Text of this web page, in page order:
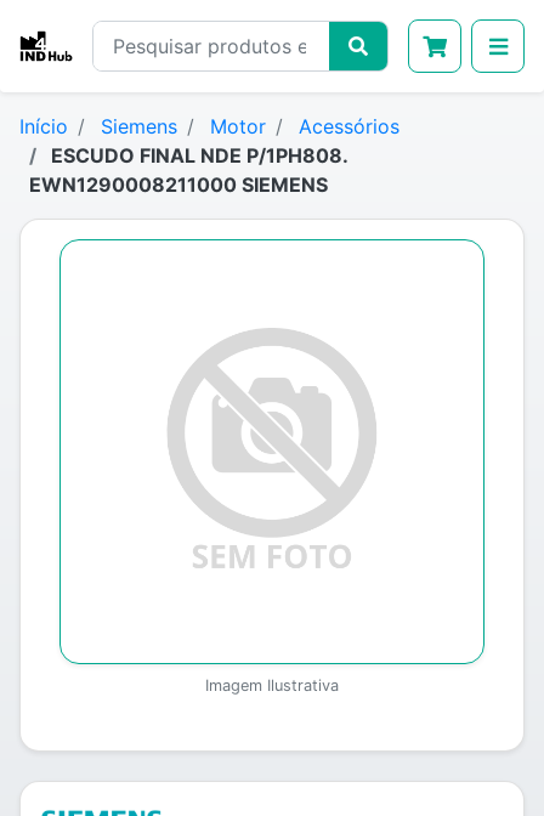
Início Siemens Motor
Acessórios
ESCUDO FINAL NDE P/1PH808.
EWN1290008211000 SIEMENS
Imagem Ilustrativa